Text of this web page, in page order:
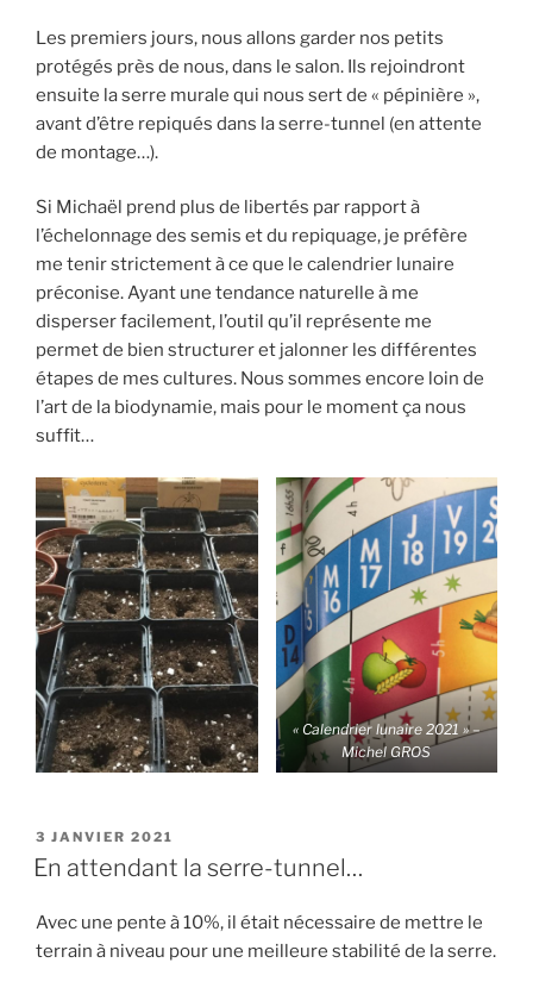
Les premiers jours, nous allons garder nos petits
protégés près de nous, dans le salon. Ils rejoindront
ensuite la serre murale qui nous sert de « pépinière »,
avant d’être repiqués dans la serre-tunnel (en attente
de montage…).
Si Michaël prend plus de libertés par rapport à
l’échelonnage des semis et du repiquage, je préfère
me tenir strictement à ce que le calendrier lunaire
préconise. Ayant une tendance naturelle à me
disperser facilement, l’outil qu’il représente me
permet de bien structurer et jalonner les différentes
étapes de mes cultures. Nous sommes encore loin de
l’art de la biodynamie, mais pour le moment ça nous
suffit…
« Calendrier lunaire 2021 » –
Michel GROS
PUBLIÉ
LE
3 JANVIER 2021
En attendant la serre-tunnel…
Avec une pente à 10%, il était nécessaire de mettre le
terrain à niveau pour une meilleure stabilité de la serre.